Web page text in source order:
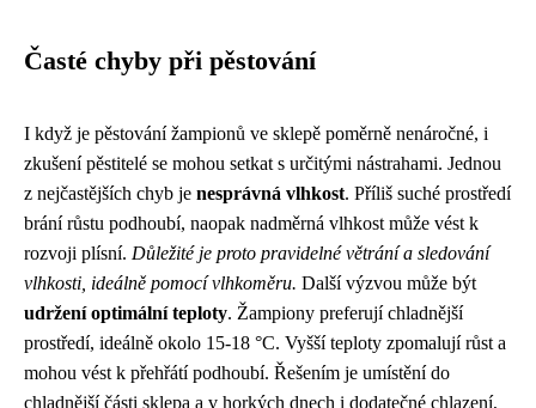
Časté chyby při pěstování
I když je pěstování žampionů ve sklepě poměrně nenáročné, i
zkušení pěstitelé se mohou setkat s určitými nástrahami. Jednou
z nejčastějších chyb je nesprávná vlhkost. Příliš suché prostředí
brání růstu podhoubí, naopak nadměrná vlhkost může vést k
rozvoji plísní. Důležité je proto pravidelné větrání a sledování
vlhkosti, ideálně pomocí vlhkoměru. Další výzvou může být
udržení optimální teploty. Žampiony preferují chladnější
prostředí, ideálně okolo 15-18 °C. Vyšší teploty zpomalují růst a
mohou vést k přehřátí podhoubí. Řešením je umístění do
chladnější části sklepa a v horkých dnech i dodatečné chlazení,